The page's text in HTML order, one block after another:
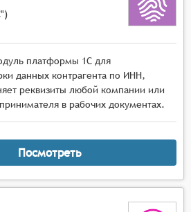
платформы 1С для
данных контрагента по ИНН,
реквизиты любой компании или
в рабочих документах.
Посмотреть